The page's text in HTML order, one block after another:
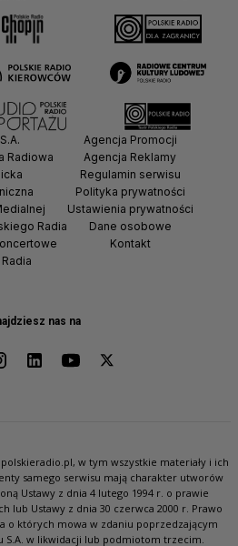
nas na
Radiowa
Radia
Agencja Promocji
Agencja Reklamy
Regulamin serwisu
Polityka prywatności
Ustawienia prywatności
Dane osobowe
Kontakt
w tym wszystkie materiały i ich
samego serwisu mają charakter utworów
Ustawy z dnia 4 lutego 1994 r. o prawie
lub Ustawy z dnia 30 czerwca 2000 r. Prawo
o których mowa w zdaniu poprzedzającym
S.A. w likwidacji lub podmiotom trzecim.